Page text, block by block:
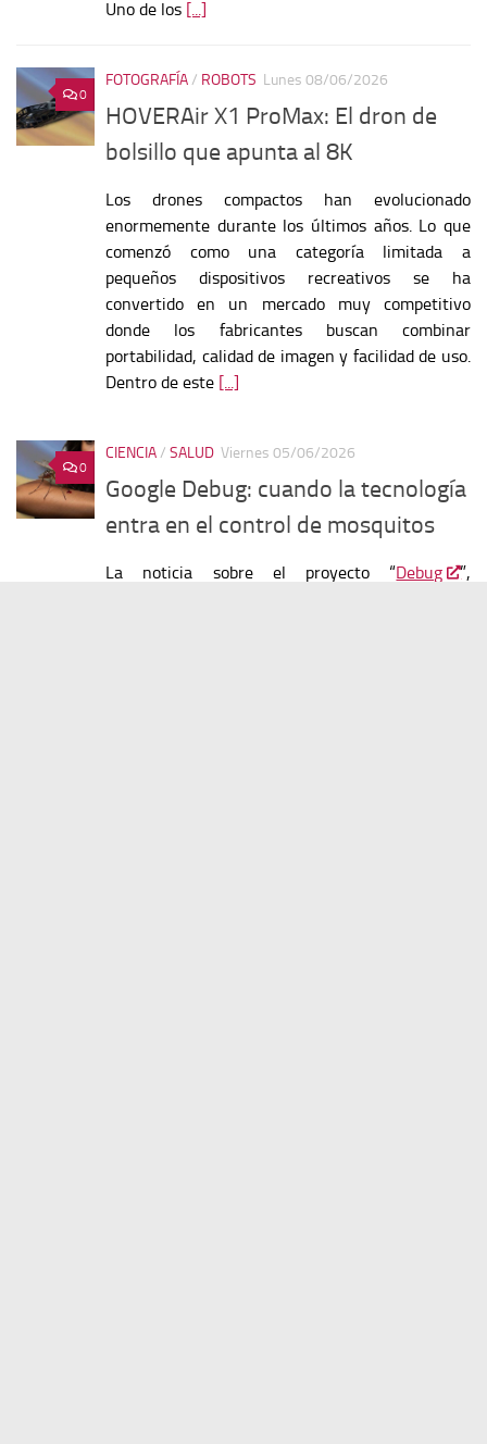
Uno de los [...]
0
FOTOGRAFÍA/ ROBOTS Lunes 08/06/2026
HOVERAir X1 ProMax: El dron de
bolsillo que apunta al 8K
Los drones compactos han evolucionado
enormemente durante los últimos años. Lo que
comenzó como una categoría limitada a
pequeños dispositivos recreativos se ha
convertido en un mercado muy competitivo
donde los fabricantes buscan combinar
portabilidad, calidad de imagen y facilidad de uso.
Dentro de este [...]
0
CIENCIA/ SALUD Viernes 05/06/2026
Google Debug: cuando la tecnología
entra en el control de mosquitos
La noticia sobre el proyecto “Debug
”,